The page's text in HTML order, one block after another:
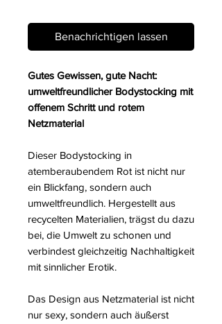
Benachrichtigen lassen
Gutes Gewissen, gute Nacht:
umweltfreundlicher Bodystocking mit
offenem Schritt und rotem
Netzmaterial
Dieser Bodystocking in
atemberaubendem Rot ist nicht nur
ein Blickfang, sondern auch
umweltfreundlich. Hergestellt aus
recycelten Materialien, trägst du dazu
bei, die Umwelt zu schonen und
verbindest gleichzeitig Nachhaltigkeit
mit sinnlicher Erotik.
Das Design aus Netzmaterial ist nicht
nur sexy, sondern auch äußerst